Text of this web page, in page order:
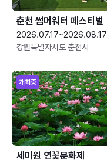
춘천 썸머워터 페스티벌
2026.07.17~2026.08.17
강원특별자치도 춘천시
개최중
세미원 연꽃문화제